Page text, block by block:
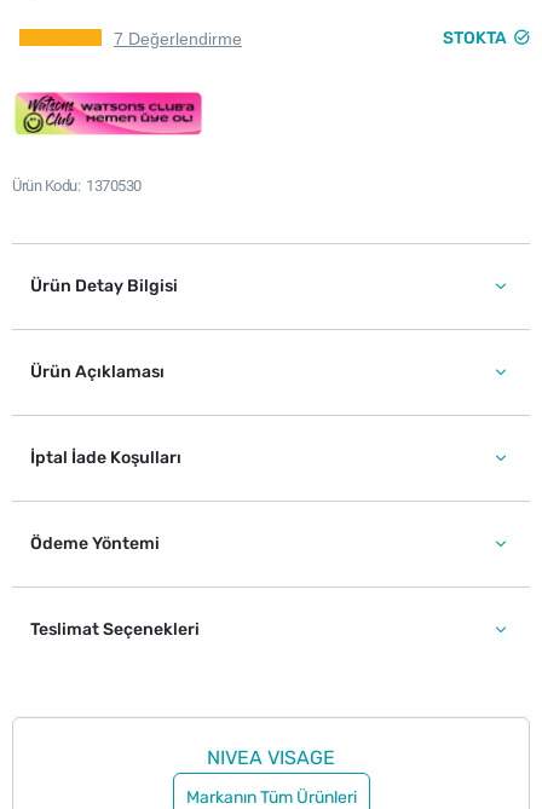
7 Değerlendirme STOKTA
Ürün Kodu 1370530
Ürün Detay Bilgisi
Ürün Açıklaması
İptal İade Koşulları
Ödeme Yöntemi
Teslimat Seçenekleri
NIVEA VISAGE
Markanın Tüm Ürünleri